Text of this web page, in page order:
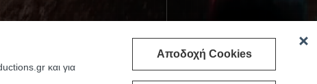
και για
Αποδοχή Cookies